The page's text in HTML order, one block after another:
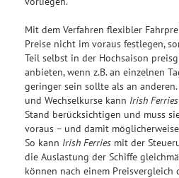
Mit dem Verfahren flexibler
Preise nicht im voraus festlegen,
Teil selbst in der Hochsaison
anbieten, wenn z.B. an einzelnen
geringer sein sollte als an
und Wechselkurse kann Irish Ferries
Stand berücksichtigen und muss
voraus – und damit
So kann Irish Ferries mit der
die Auslastung der Schiffe
können nach einem Preisvergleich